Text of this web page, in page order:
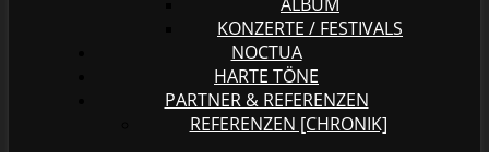
KONZERTE / FESTIVALS
NOCTUA
HARTE TÖNE
PARTNER & REFERENZEN
REFERENZEN [CHRONIK]